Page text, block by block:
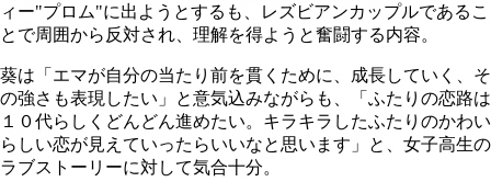
ィー"プロム"に出ようとするも、レズビアンカップルであるこ
とで周囲から反対され、理解を得ようと奮闘する内容。
葵は「エマが自分の当たり前を貫くために、成長していく、そ
の強さも表現したい」と意気込みながらも、「ふたりの恋路は
１０代らしくどんどん進めたい。キラキラしたふたりのかわい
らしい恋が見えていったらいいなと思います」と、女子高生の
ラブストーリーに対して気合十分。